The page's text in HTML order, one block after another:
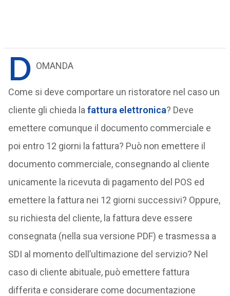
D OMANDA
Come si deve comportare un ristoratore nel caso un
cliente gli chieda la fattura elettronica? Deve
emettere comunque il documento commerciale e
poi entro 12 giorni la fattura? Può non emettere il
documento commerciale, consegnando al cliente
unicamente la ricevuta di pagamento del POS ed
emettere la fattura nei 12 giorni successivi? Oppure,
su richiesta del cliente, la fattura deve essere
consegnata (nella sua versione PDF) e trasmessa a
SDI al momento dell’ultimazione del servizio? Nel
caso di cliente abituale, può emettere fattura
differita e considerare come documentazione